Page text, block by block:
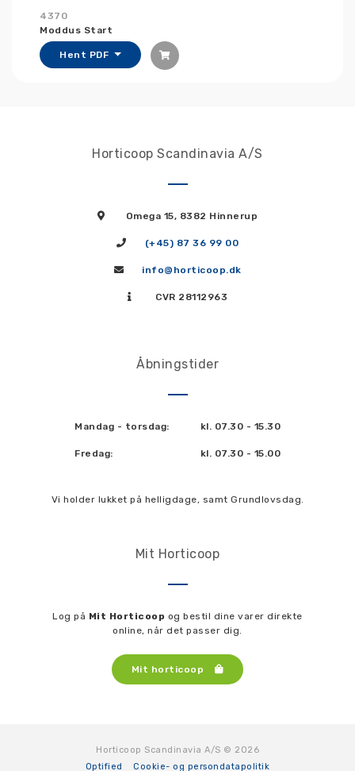
4370
Moddus Start
Hent PDF
Horticoop Scandinavia A/S
Omega 15, 8382 Hinnerup
(+45) 87 36 99 00
info@horticoop.dk
CVR 28112963
Åbningstider
Mandag - torsdag: kl. 07.30 - 15.30
Fredag: kl. 07.30 - 15.00
Vi holder lukket på helligdage, samt Grundlovsdag.
Mit Horticoop
Log på Mit Horticoop og bestil dine varer direkte
online, når det passer dig.
Mit horticoop
Horticoop Scandinavia A/S © 2026
Optified
Cookie- og persondatapolitik